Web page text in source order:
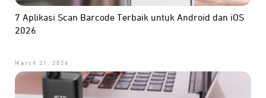
7 Aplikasi Scan Barcode Terbaik untuk Android dan iOS
2026
March 21, 2026